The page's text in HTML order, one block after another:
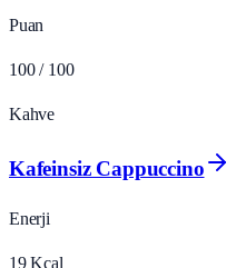
Puan
100 / 100
Kahve
Kafeinsiz Cappuccino
Enerji
19 Kcal